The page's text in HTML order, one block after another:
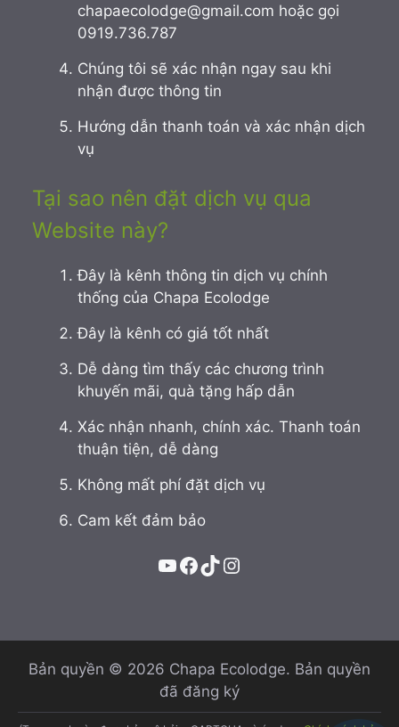
chapaecolodge@gmail.com hoặc gọi
0919.736.787
Chúng tôi sẽ xác nhận ngay sau khi
nhận được thông tin
Hướng dẫn thanh toán và xác nhận dịch
vụ
Tại sao nên đặt dịch vụ qua
Website này?
Đây là kênh thông tin dịch vụ chính
thống của Chapa Ecolodge
Đây là kênh có giá tốt nhất
Dễ dàng tìm thấy các chương trình
khuyến mãi, quà tặng hấp dẫn
Xác nhận nhanh, chính xác. Thanh toán
thuận tiện, dễ dàng
Không mất phí đặt dịch vụ
Cam kết đảm bảo
YouTube Facebook TikTok Instagram
Bản quyền © 2026 Chapa Ecolodge. Bản quyền
đã đăng ký